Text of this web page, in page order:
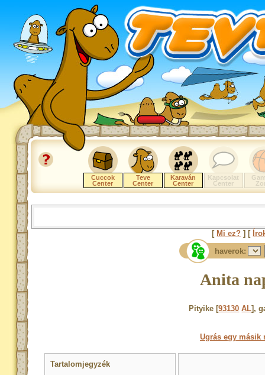
Cuccok
Center
Teve
Center
Karaván
Center
Kapcsolat
Center
[ Mi ez? ] [
haverok:
Anita
Pityike [93130 AL],
Ugrás egy másik
Tartalomjegyzék